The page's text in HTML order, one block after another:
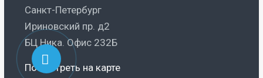
Санкт-Петербург
Ириновский пр. д2
БЦ Ника. Офис 232Б
Посмотреть на карте